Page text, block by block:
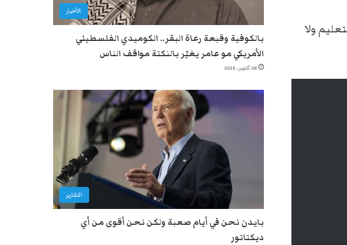
ولا
الأخبار
بالكوفية وقبعة رعاة البقر.. الكوميدي الفلسطيني
الأمريكي مو عامر يغيّر بالنكتة مواقف الناس
28 أكتوبر، 2025
التقارير
بايدن نحن في أيام صعبة ولكن نحن أقوى من أي
ديكتاتور